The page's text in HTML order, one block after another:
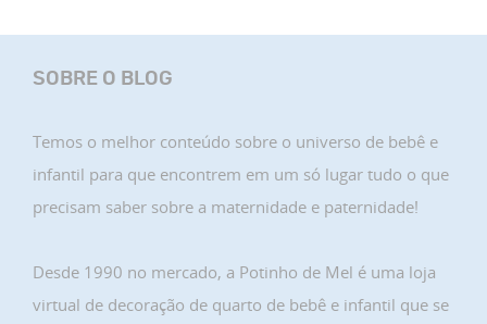
SOBRE O BLOG
Temos o melhor conteúdo sobre o universo de bebê e
infantil para que encontrem em um só lugar tudo o que
precisam saber sobre a maternidade e paternidade!
Desde 1990 no mercado, a Potinho de Mel é uma loja
virtual de decoração de quarto de bebê e infantil que se